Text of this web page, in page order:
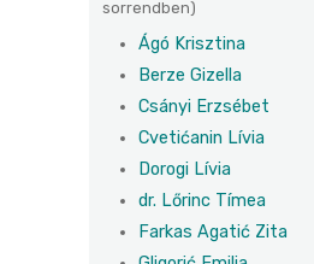
sorrendben)
Ágó Krisztina
Berze Gizella
Csányi Erzsébet
Cvetićanin Lívia
Dorogi Lívia
dr. Lőrinc Tímea
Farkas Agatić Zita